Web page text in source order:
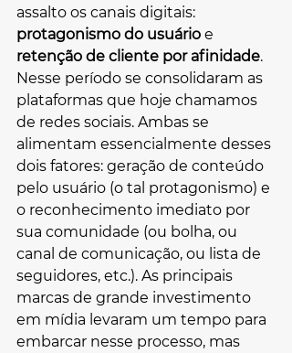
assalto os canais digitais:
protagonismo do usuário e
retenção de cliente por afinidade.
Nesse período se consolidaram as
plataformas que hoje chamamos
de redes sociais. Ambas se
alimentam essencialmente desses
dois fatores: geração de conteúdo
pelo usuário (o tal protagonismo) e
o reconhecimento imediato por
sua comunidade (ou bolha, ou
canal de comunicação, ou lista de
seguidores, etc.). As principais
marcas de grande investimento
em mídia levaram um tempo para
embarcar nesse processo, mas